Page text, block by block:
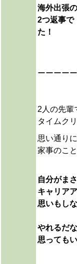
海外出張
2つ返事で
た！
ーーーーー
2人の先輩
タイムク
思い通り
家事のこ
自分がま
キャリア
思いもし
やれるだ
思っても